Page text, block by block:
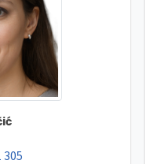
305